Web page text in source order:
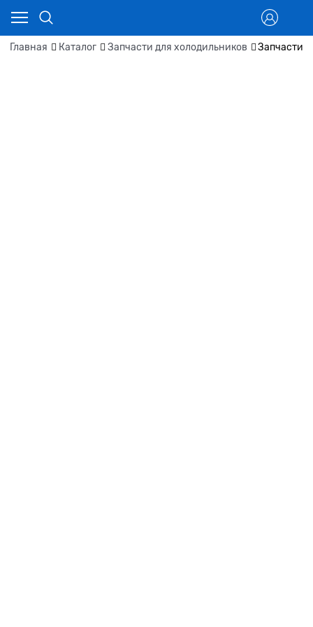
Главная Каталог Запчасти для холодильников Запчасти